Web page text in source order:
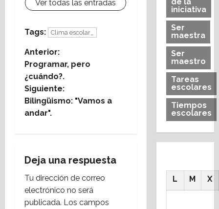
Ver todas las entradas
Tags: Clima escolar_
N
a
v
e
a
c
i
Anterior:
Programar, pero
¿cuándo?.
Siguiente:
Bilingüismo: "Vamos a
andar".
Deja una respuesta
Tu dirección de correo
electrónico no será
publicada. Los campos
de la
iniciativa
Ser
maestra
Ser
maestro
Tareas
escolares
Tiempos
escolares
L M X